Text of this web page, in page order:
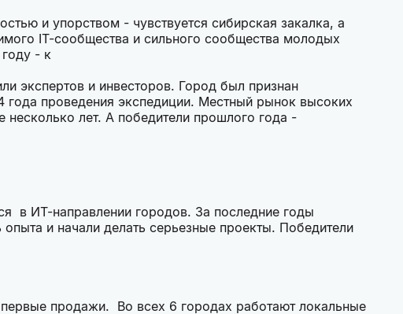
и упорством - чувствуется сибирская закалка, а
IT-сообщества и сильного сообщества молодых
- к
экспертов и инвесторов. Город был признан
года проведения экспедиции. Местный рынок высоких
несколько лет. А победители прошлого года -
в ИТ-направлении городов. За последние годы
и начали делать серьезные проекты. Победители
продажи. Во всех 6 городах работают локальные